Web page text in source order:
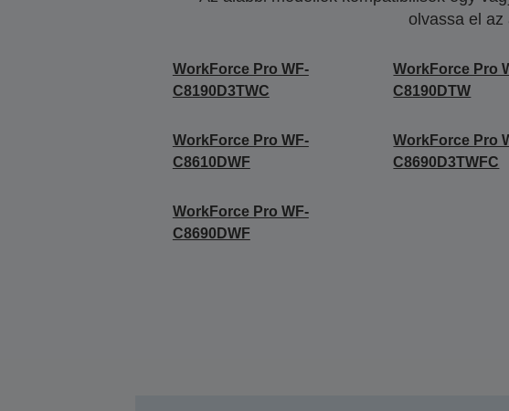
olvassa el
WorkForce Pro WF-
C8190D3TWC
WorkForce Pro
C8190DTW
WorkForce Pro WF-
C8610DWF
WorkForce Pro
C8690D3TWFC
WorkForce Pro WF-
C8690DWF